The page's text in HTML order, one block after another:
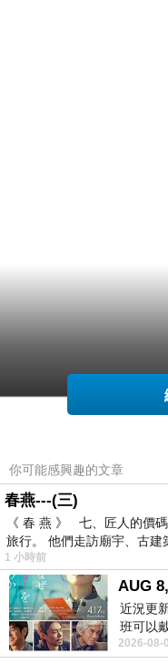
你可能感興趣的文章
春燕---(三)
《 春 燕 》 七、匠人的價
旅行。 他們走訪廟宇、古建
1 小時前
AUG
近況更
班可以
定哪天
2026-08-